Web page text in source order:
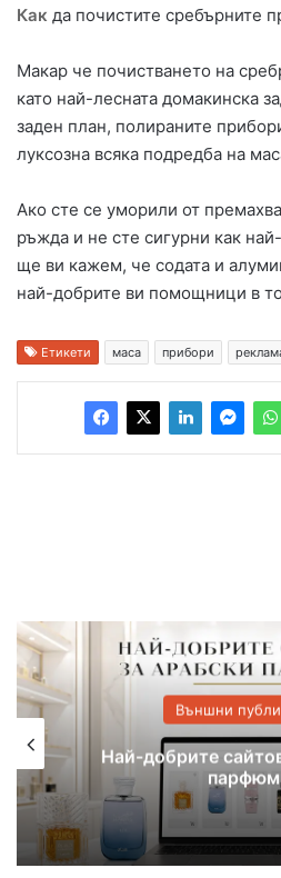
Как да почистите сребърните
Макар че почистването на
като най-лесната домакинска
заден план, полираните
луксозна всяка подредба на
Ако сте се уморили от
ръжда и не сте сигурни как
ще ви кажем, че содата и
най-добрите ви помощници в
Етикети маса прибори
Външни
На 21 юли
безплатно шоу за